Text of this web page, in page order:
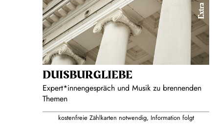
Extra
DUISBURG­LIEBE
Expert*innengespräch und Musik zu brennenden
Themen
kostenfreie Zählkarten notwendig, Information folgt